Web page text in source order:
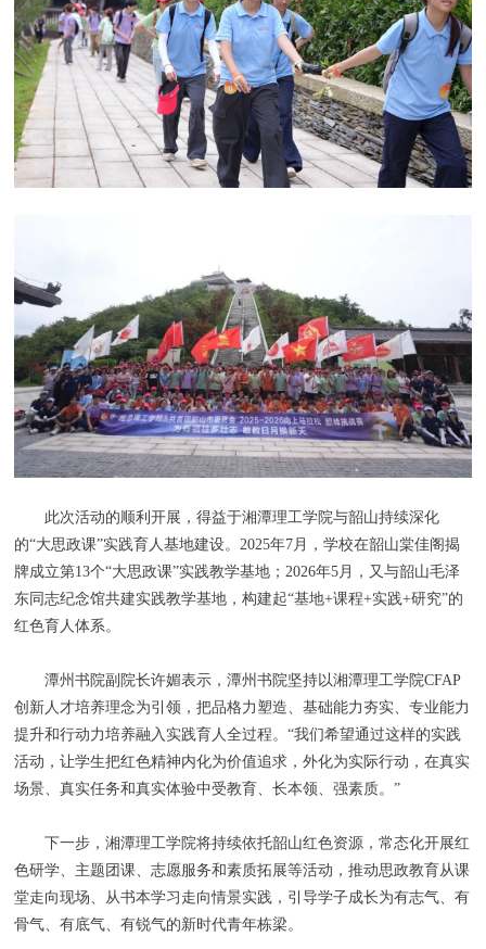
此次活动的顺利开展，得益于湘潭理工学院与韶山持续深化
的“大思政课”实践育人基地建设。2025年7月，学校在韶山棠佳阁揭
牌成立第13个“大思政课”实践教学基地；2026年5月，又与韶山毛泽
东同志纪念馆共建实践教学基地，构建起“基地+课程+实践+研究”的
红色育人体系。
潭州书院副院长许媚表示，潭州书院坚持以湘潭理工学院CFAP
创新人才培养理念为引领，把品格力塑造、基础能力夯实、专业能力
提升和行动力培养融入实践育人全过程。“我们希望通过这样的实践
活动，让学生把红色精神内化为价值追求，外化为实际行动，在真实
场景、真实任务和真实体验中受教育、长本领、强素质。”
下一步，湘潭理工学院将持续依托韶山红色资源，常态化开展红
色研学、主题团课、志愿服务和素质拓展等活动，推动思政教育从课
堂走向现场、从书本学习走向情景实践，引导学子成长为有志气、有
骨气、有底气、有锐气的新时代青年栋梁。